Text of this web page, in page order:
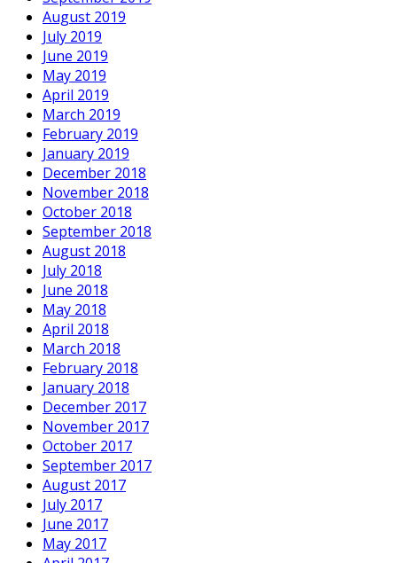
August 2019
July 2019
June 2019
May 2019
April 2019
March 2019
February 2019
January 2019
December 2018
November 2018
October 2018
September 2018
August 2018
July 2018
June 2018
May 2018
April 2018
March 2018
February 2018
January 2018
December 2017
November 2017
October 2017
September 2017
August 2017
July 2017
June 2017
May 2017